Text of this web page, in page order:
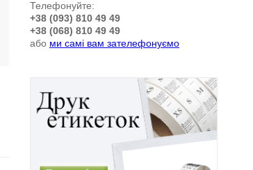
Телефонуйте:
+38 (093) 810 49 49
+38 (068) 810 49 49
або ми самі вам зателефонуємо